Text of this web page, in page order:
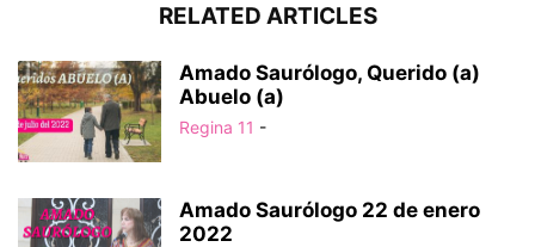
RELATED ARTICLES
Amado Saurólogo, Querido (a)
Abuelo (a)
Regina 11 -
Amado Saurólogo 22 de enero
2022